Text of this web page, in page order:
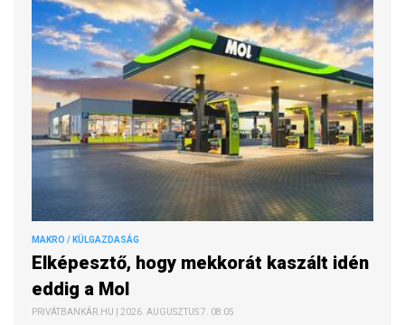
MAKRO / KÜLGAZDASÁG
Elképesztő, hogy mekkorát kaszált idén
eddig a Mol
PRIVÁTBANKÁR.HU | 2026. AUGUSZTUS 7. 08:05